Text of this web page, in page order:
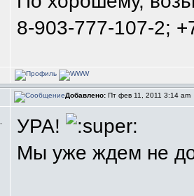
8-903-777-107-2;
Добавлено: Пт фев 11, 2011 3:14 am
УРА!
Мы уже ждем не